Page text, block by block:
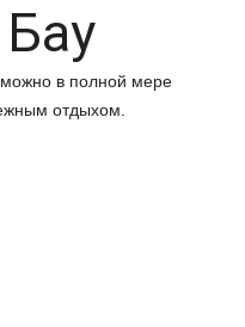
можно в полной мере
отдыхом.